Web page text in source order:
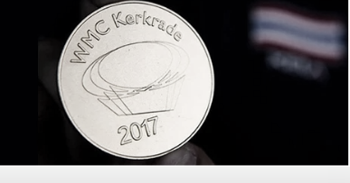
พร้อมที่จ
และผลักดันในการใช้ระบบส
เพื่อการทำงานแ